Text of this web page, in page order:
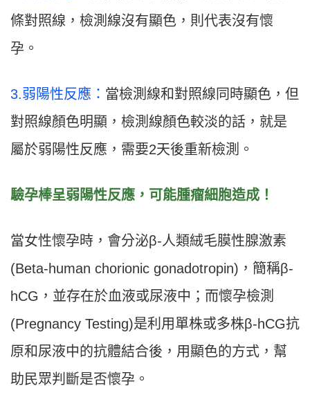
條對照線，檢測線沒有顯色，則代表沒有懷
孕。
3.弱陽性反應： 當檢測線和對照線同時顯色，但
對照線顏色明顯，檢測線顏色較淡的話，就是
屬於弱陽性反應，需要2天後重新檢測。
驗孕棒呈弱陽性反應，可能腫瘤細胞造成！
當女性懷孕時，會分泌β-人類絨毛膜性腺激素
(Beta-human chorionic gonadotropin)，簡稱β-
hCG，並存在於血液或尿液中；而懷孕檢測
(Pregnancy Testing)是利用單株或多株β-hCG抗
原和尿液中的抗體結合後，用顯色的方式，幫
助民眾判斷是否懷孕。